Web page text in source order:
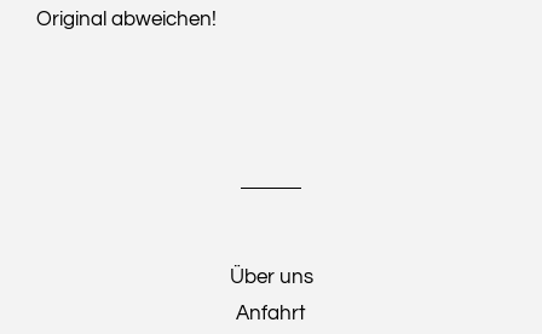
Original abweichen!
Über uns
Anfahrt